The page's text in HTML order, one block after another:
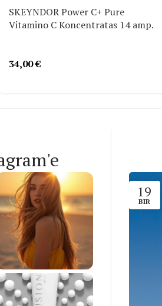
SKEYNDOR Power C+ Pure
Vitamino C Koncentratas 14 amp.
34,00€
19
BIR